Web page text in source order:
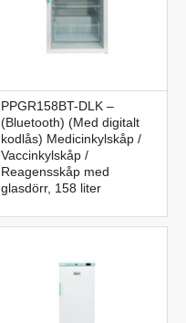
PPGR158BT-DLK –
(Bluetooth) (Med digitalt
kodlås) Medicinkylskåp /
Vaccinkylskåp /
Reagensskåp med
glasdörr, 158 liter